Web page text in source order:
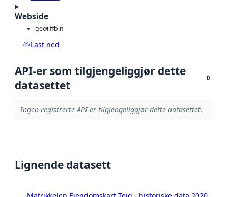
Webside
geotiffbin
Last ned
API-er som tilgjengeliggjør dette
datasettet
0
Ingen registrerte API-er tilgjengeliggjør dette datasettet.
Lignende datasett